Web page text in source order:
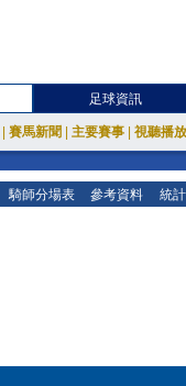
足球資訊
賽馬新聞 主要賽事 視聽播
騎師分場表 參考資料 統